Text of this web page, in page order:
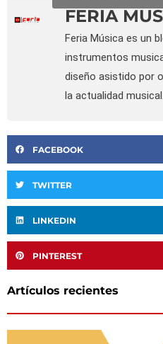
FERIA
Feria Música es un
instrumentos
diseño asistido por
la actualidad
FACEBOOK
TWITTER
LINKEDIN
PINTEREST
Artículos recientes